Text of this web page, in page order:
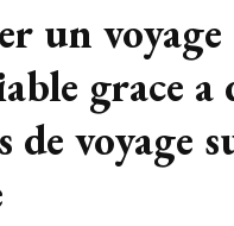
un voyage
grace a
de voyage